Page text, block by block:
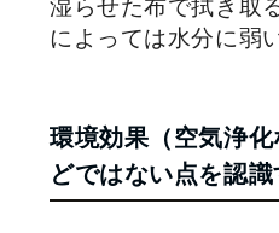
湿らせた布で拭き取
によっては水分に弱
環境効果（空気浄
どではない点を認識